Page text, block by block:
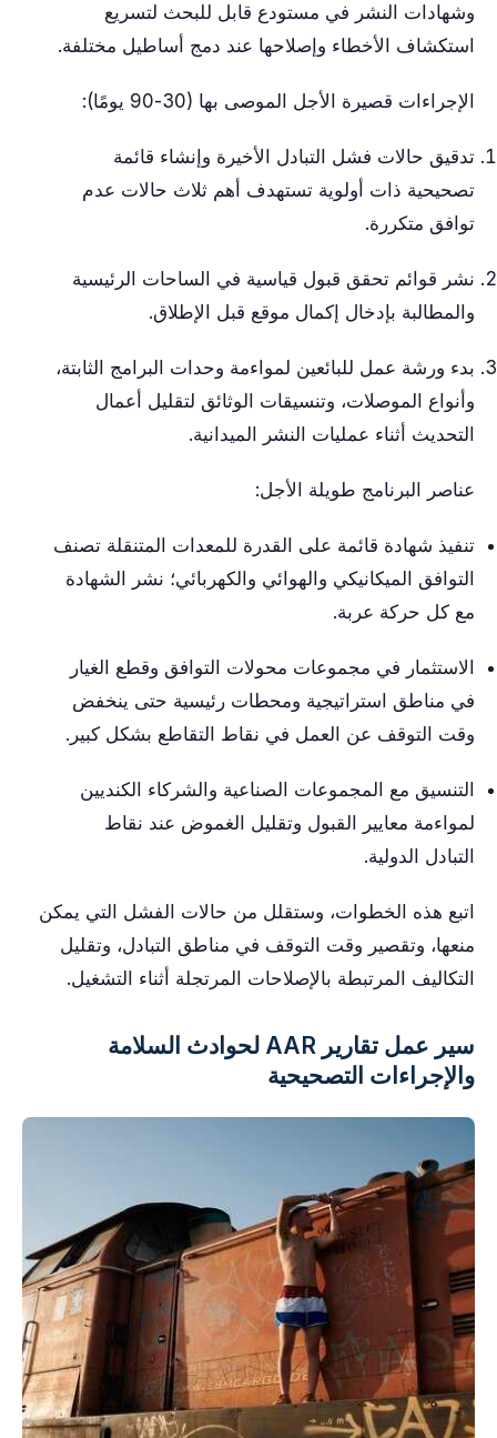
وشهادات النشر في مستودع قابل للبحث لتسريع
استكشاف الأخطاء وإصلاحها عند دمج أساطيل مختلفة.
الإجراءات قصيرة الأجل الموصى بها (30-90 يومًا):
تدقيق حالات فشل التبادل الأخيرة وإنشاء قائمة
تصحيحية ذات أولوية تستهدف أهم ثلاث حالات عدم
توافق متكررة.
نشر قوائم تحقق قبول قياسية في الساحات الرئيسية
والمطالبة بإدخال إكمال موقع قبل الإطلاق.
بدء ورشة عمل للبائعين لمواءمة وحدات البرامج الثابتة،
وأنواع الموصلات، وتنسيقات الوثائق لتقليل أعمال
التحديث أثناء عمليات النشر الميدانية.
عناصر البرنامج طويلة الأجل:
تنفيذ شهادة قائمة على القدرة للمعدات المتنقلة تصنف
التوافق الميكانيكي والهوائي والكهربائي؛ نشر الشهادة
مع كل حركة عربة.
الاستثمار في مجموعات محولات التوافق وقطع الغيار
في مناطق استراتيجية ومحطات رئيسية حتى ينخفض ​​
وقت التوقف عن العمل في نقاط التقاطع بشكل كبير.
التنسيق مع المجموعات الصناعية والشركاء الكنديين
لمواءمة معايير القبول وتقليل الغموض عند نقاط
التبادل الدولية.
اتبع هذه الخطوات، وستقلل من حالات الفشل التي يمكن
منعها، وتقصير وقت التوقف في مناطق التبادل، وتقليل
التكاليف المرتبطة بالإصلاحات المرتجلة أثناء التشغيل.
سير عمل تقارير AAR لحوادث السلامة
والإجراءات التصحيحية